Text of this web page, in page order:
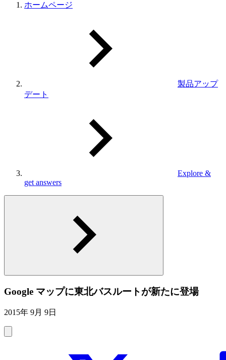
ホームページ
製品アップ
デート
Explore &
get answers
Google マップに東北バスルートが新たに登場
2015年 9月 9日